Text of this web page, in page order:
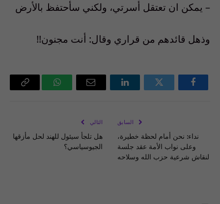
– يمكن ان تعتقل أسرتي، ولكني سأحتفظ بالأرض
وذهل قائدهم من قراري وقال: أنت مجنون!!
فيسبوك تويتر لينكدإن
البريد
واتساب Copy
السابق
نداء: نحن أمام لحظة خطيرة،
وعلى نواب الأمة عقد جلسة
لنقاش شرعية حزب الله وسلاحه
التالي
هل تلجأ سيئول للهند لحل مأزقها
الجيوسياسي؟